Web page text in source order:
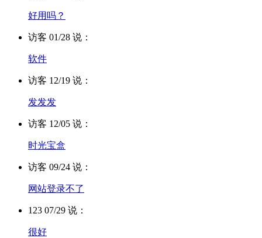
好用吗？
访客 01/28 说：
软件
访客 12/19 说：
发发发
访客 12/05 说：
时光宝盒
访客 09/24 说：
网站登录不了
123 07/29 说：
很好